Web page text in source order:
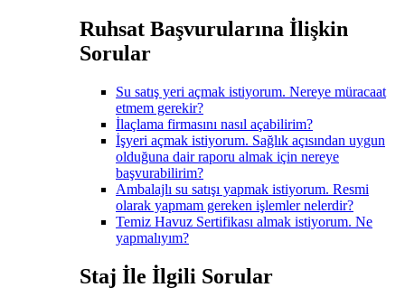
Ruhsat Başvurularına İlişkin
Sorular
Su satış yeri açmak istiyorum. Nereye müracaat
etmem gerekir?
İlaçlama firmasını nasıl açabilirim?
İşyeri açmak istiyorum. Sağlık açısından uygun
olduğuna dair raporu almak için nereye
başvurabilirim?
Ambalajlı su satışı yapmak istiyorum. Resmi
olarak yapmam gereken işlemler nelerdir?
Temiz Havuz Sertifikası almak istiyorum. Ne
yapmalıyım?
Staj İle İlgili Sorular